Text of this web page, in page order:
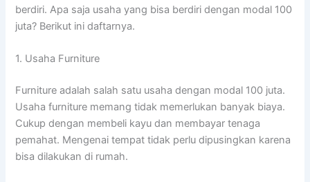
berdiri. Apa saja usaha yang bisa berdiri dengan modal 100
juta? Berikut ini daftarnya.
1. Usaha Furniture
Furniture adalah salah satu usaha dengan modal 100 juta.
Usaha furniture memang tidak memerlukan banyak biaya.
Cukup dengan membeli kayu dan membayar tenaga
pemahat. Mengenai tempat tidak perlu dipusingkan karena
bisa dilakukan di rumah.